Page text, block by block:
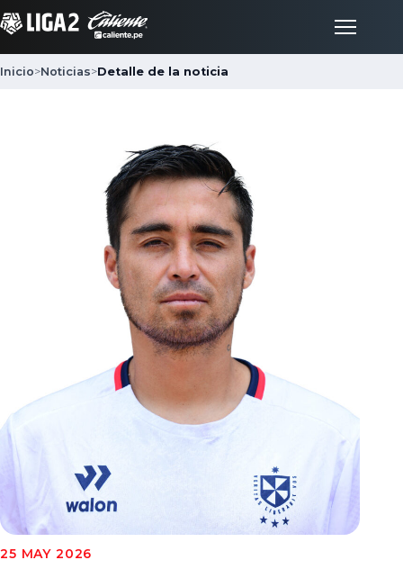
Noticias
Inicio>Noticias>Detalle de la noticia
25 MAY 2026